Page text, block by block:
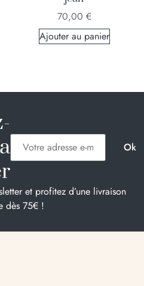
70,00 €
Ajouter au panier
et profitez d’une livraison
dès 75€ !